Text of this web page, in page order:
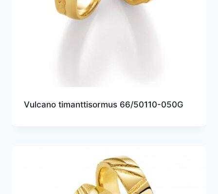
Vulcano timanttisormus 66/50110-050G